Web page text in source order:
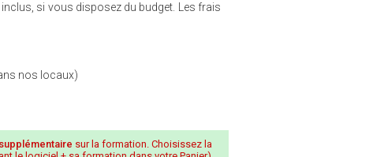
inclus, si vous disposez du budget. Les frais
nos locaux)
sur la formation. Choisissez la